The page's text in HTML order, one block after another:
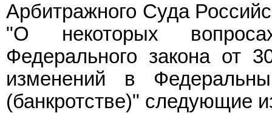
Арбитражного Суда
"О некоторых
Федерального закона от
изменений в
(банкротстве)" следующие